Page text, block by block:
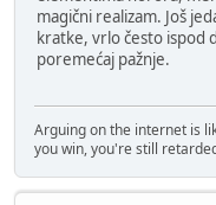
magični realizam. Još
kratke, vrlo često ispod
poremećaj pažnje.
Arguing on the internet is
you win, you're still